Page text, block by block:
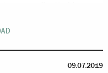
immer wieder zentrale
Standards sind bei der
bietet hierzu Hinweise und
09.07.2019